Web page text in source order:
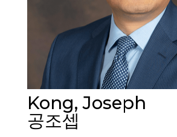
Kong, Joseph
공조셉